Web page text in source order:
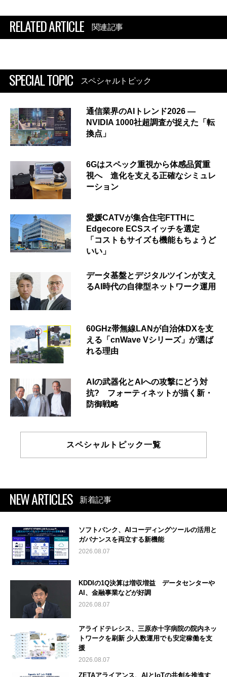
RELATED ARTICLE 関連記事
SPECIAL TOPIC スペシャルトピック
通信業界のAIトレンド2026 ―
NVIDIA 1000社超調査が捉えた「転
換点」
6Gはスペック重視から体感品質重
視へ 進化を支える正確なシミュレ
ーション
愛媛CATVが集合住宅FTTHに
Edgecore ECSスイッチを選定
「コストもサイズも機能もちょうど
いい」
データ基盤とデジタルツインが支え
るAI時代の自律型ネットワーク運用
60GHz帯無線LANが自治体DXを支
える「cnWave Vシリーズ」が選ば
れる理由
AIの武器化とAIへの攻撃にどう対
抗? フォーティネットが描く新・
防御戦略
スペシャルトピック一覧
NEW ARTICLES 新着記事
ソフトバンク、AIコーディングツールの活用と
ガバナンスを両立する新機能
2026.08.07
KDDIの1Q決算は増収増益 データセンターや
AI、金融事業などが好調
2026.08.07
アライドテレシス、三原赤十字病院の院内ネッ
トワークを刷新 少人数運用でも安定稼働を支
援
2026.08.07
ZETAアライアンス、AIとIoTの共創を推進す